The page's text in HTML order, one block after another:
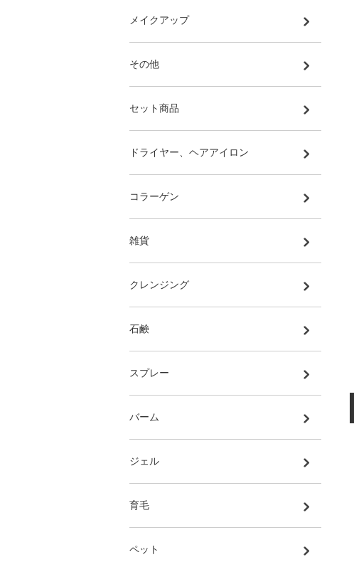
メイクアップ
その他
セット商品
ドライヤー、ヘアアイロン
コラーゲン
雑貨
クレンジング
石鹸
スプレー
バーム
ジェル
育毛
ペット